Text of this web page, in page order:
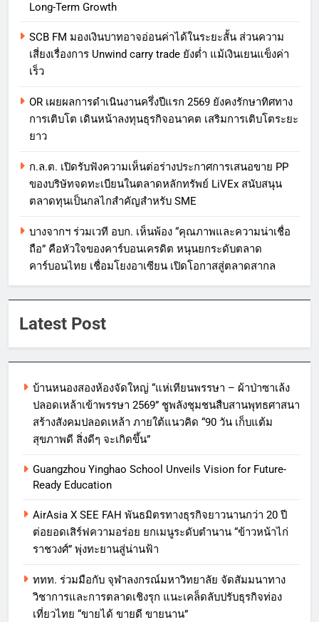
Long-Term Growth
SCB FM มองเงินบาทอาจอ่อนค่าได้ในระยะสั้น ส่วนความ
เสี่ยงเรื่องการ Unwind carry trade ยังต่ำ แม้เงินเยนแข็งค่า
เร็ว
OR เผยผลการดำเนินงานครึ่งปีแรก 2569 ยังคงรักษาทิศทาง
การเติบโต เดินหน้าลงทุนธุรกิจอนาคต เสริมการเติบโตระยะ
ยาว
ก.ล.ต. เปิดรับฟังความเห็นต่อร่างประกาศการเสนอขาย PP
ของบริษัทจดทะเบียนในตลาดหลักทรัพย์ LiVEx สนับสนุน
ตลาดทุนเป็นกลไกสำคัญสำหรับ SME
บางจากฯ ร่วมเวที อบก. เห็นพ้อง “คุณภาพและความน่าเชื่อ
ถือ” คือหัวใจของคาร์บอนเครดิต หนุนยกระดับตลาด
คาร์บอนไทย เชื่อมโยงอาเซียน เปิดโอกาสสู่ตลาดสากล
Latest Post
บ้านหนองสองห้องจัดใหญ่ “แห่เทียนพรรษา – ผ้าป่าซาเล้ง
ปลอดเหล้าเข้าพรรษา 2569” ชูพลังชุมชนสืบสานพุทธศาสนา
สร้างสังคมปลอดเหล้า ภายใต้แนวคิด “90 วัน เก็บแต้ม
สุขภาพดี สิ่งดีๆ จะเกิดขึ้น”
Guangzhou Yinghao School Unveils Vision for Future-
Ready Education
AirAsia X SEE FAH พันธมิตรทางธุรกิจยาวนานกว่า 20 ปี
ต่อยอดเสิร์ฟความอร่อย ยกเมนูระดับตำนาน “ข้าวหน้าไก่
ราชวงศ์” พุ่งทะยานสู่น่านฟ้า
ททท. ร่วมมือกับ จุฬาลงกรณ์มหาวิทยาลัย จัดสัมมนาทาง
วิชาการและการตลาดเชิงรุก แนะเคล็ดลับปรับธุรกิจท่อง
เที่ยวไทย “ขายได้ ขายดี ขายนาน”